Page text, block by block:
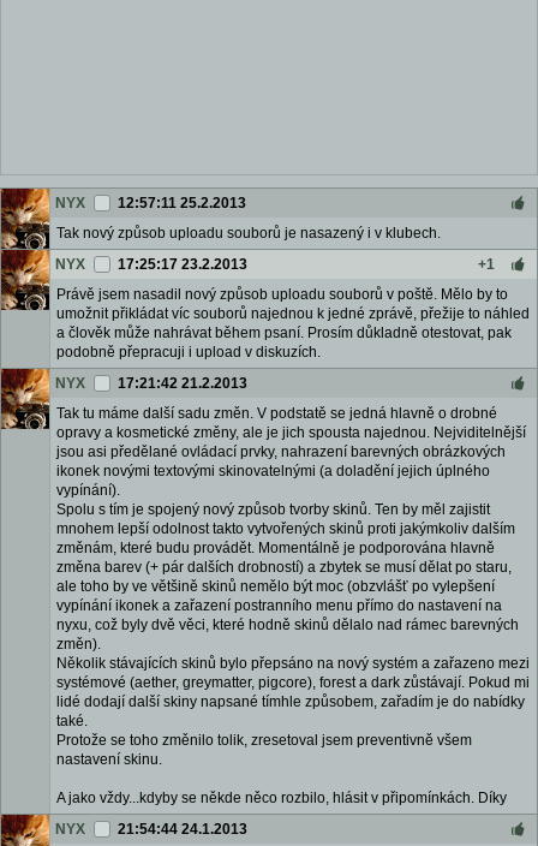
NYX
12:57:11 25.2.2013
Tak nový způsob uploadu souborů je nasazený i v klubech.
NYX
17:25:17 23.2.2013
+1
Právě jsem nasadil nový způsob uploadu souborů v poště. Mělo by to
umožnit přikládat víc souborů najednou k jedné zprávě, přežije to náhled
a člověk může nahrávat během psaní. Prosím důkladně otestovat, pak
podobně přepracuji i upload v diskuzích.
NYX
17:21:42 21.2.2013
Tak tu máme další sadu změn. V podstatě se jedná hlavně o drobné
opravy a kosmetické změny, ale je jich spousta najednou. Nejviditelnější
jsou asi předělané ovládací prvky, nahrazení barevných obrázkových
ikonek novými textovými skinovatelnými (a doladění jejich úplného
vypínání).
Spolu s tím je spojený nový způsob tvorby skinů. Ten by měl zajistit
mnohem lepší odolnost takto vytvořených skinů proti jakýmkoliv dalším
změnám, které budu provádět. Momentálně je podporována hlavně
změna barev (+ pár dalších drobností) a zbytek se musí dělat po staru,
ale toho by ve většině skinů nemělo být moc (obzvlášť po vylepšení
vypínání ikonek a zařazení postranního menu přímo do nastavení na
nyxu, což byly dvě věci, které hodně skinů dělalo nad rámec barevných
změn).
Několik stávajících skinů bylo přepsáno na nový systém a zařazeno mezi
systémové (aether, greymatter, pigcore), forest a dark zůstávají. Pokud mi
lidé dodají další skiny napsané tímhle způsobem, zařadím je do nabídky
také.
Protože se toho změnilo tolik, zresetoval jsem preventivně všem
nastavení skinu.
A jako vždy...kdyby se někde něco rozbilo, hlásit v připomínkách. Díky
NYX
21:54:44 24.1.2013